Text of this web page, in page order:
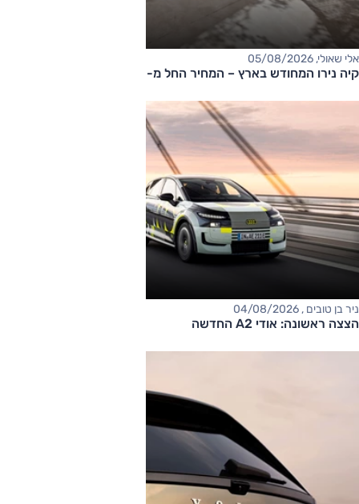
אלי שאולי, 05/08/2026
קיה נירו המחודש בארץ – המחיר החל מ-177,000 שקלים
ניר בן טובים , 04/08/2026
הצצה ראשונה: אודי A2 החדשה